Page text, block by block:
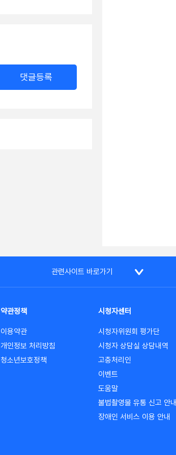
댓글등록
관련사이트 바로가기
약관정책
이용약관
개인정보 처리방침
청소년보호정책
시청자센터
시청자위원회 평가단
시청자 상담실 상담내역
고충처리인
이벤트
도움말
불법촬영물 유통 신고 안내
장애인 서비스 이용 안내